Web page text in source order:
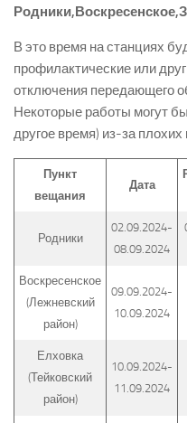
В это время на станциях
профилактические или
отключения передающего
Некоторые работы могут
другое время) из-за
Пункт
вещания
Дата
Родники
02.09.2024-
08.09.2024
Воскресенское
(Лежневский
район)
09.09.2024-
10.09.2024
Елховка
(Тейковский
район)
10.09.2024-
11.09.2024